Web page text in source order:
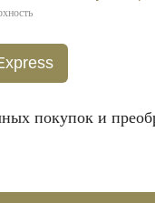
покупок и